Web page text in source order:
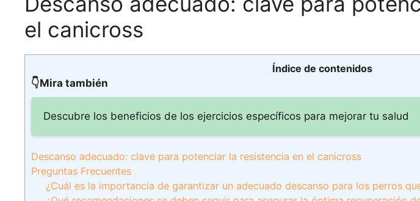
el canicross
Índice de contenidos
👇Mira también
Descubre los beneficios de los ejercicios específicos para mejorar tu salud
Descanso adecuado: clave para potenciar la resistencia en el canicross
Preguntas Frecuentes
¿Cuál es la importancia de garantizar un adecuado descanso para los perros